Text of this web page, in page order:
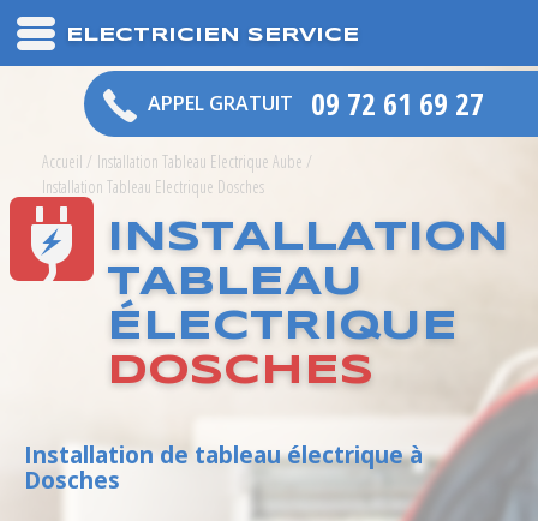
ELECTRICIEN SERVICE
APPEL GRATUIT 09 72 61 69 27
Accueil / Installation Tableau Electrique Aube /
Installation Tableau Electrique Dosches
INSTALLATION
TABLEAU
ÉLECTRIQUE
DOSCHES
Installation de tableau électrique à
Dosches